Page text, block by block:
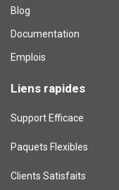
Blog​
Documentation
Emplois
Liens rapides
Support Efficace
Paquets Flexibles
Clients Satisfaits